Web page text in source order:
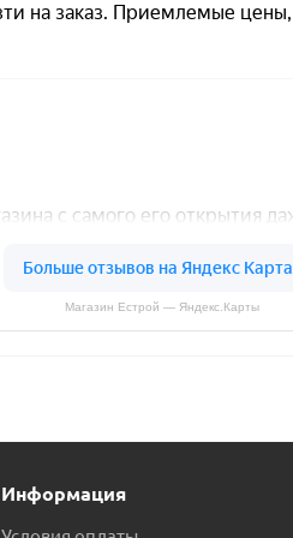
Магазин Естрой — Яндекс.Карты
Информация